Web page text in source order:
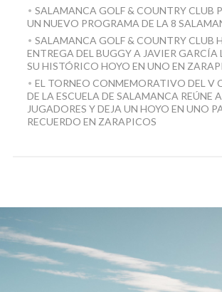
SALAMANCA GOLF & COUNTRY CLUB
UN NUEVO PROGRAMA DE LA 8
SALAMANCA GOLF & COUNTRY CLUB
ENTREGA DEL BUGGY A JAVIER GARCÍA
SU HISTÓRICO HOYO EN UNO EN
EL TORNEO CONMEMORATIVO DEL V
DE LA ESCUELA DE SALAMANCA REÚNE
JUGADORES Y DEJA UN HOYO EN UNO
RECUERDO EN ZARAPICOS